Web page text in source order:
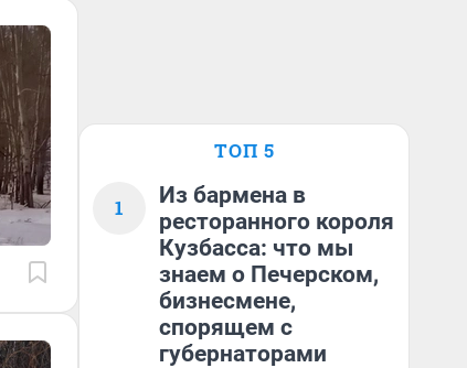
ТОП 5
1
Из бармена в
ресторанного короля
Кузбасса: что мы
знаем о Печерском,
бизнесмене,
спорящем с
губернаторами